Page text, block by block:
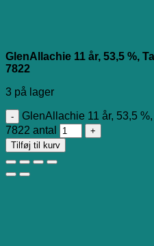
GlenAllachie 11 år, 53,5 %,
7822
3 på lager
GlenAllachie 11 år, 53,5
7822 antal
Tilføj til kurv